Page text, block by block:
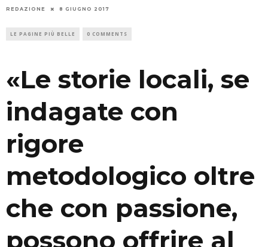
REDAZIONE 8 GIUGNO 2017
LE PAGINE PIÙ BELLE 0 COMMENTS
«Le storie locali, se
indagate con
rigore
metodologico oltre
che con passione,
possono offrire al